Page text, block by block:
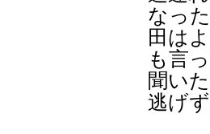
なっ
田は
も言
聞い
逃げ